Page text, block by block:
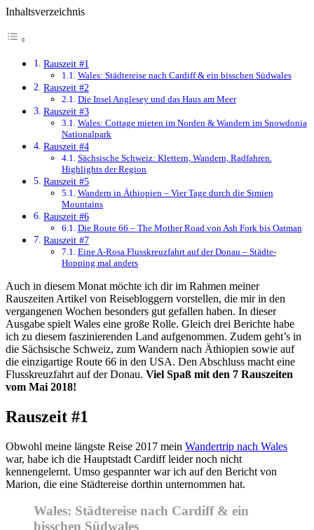
Inhaltsverzeichnis
Rauszeit #1
Wales: Städtereise nach Cardiff & ein bisschen Südwales
Rauszeit #2
Die Insel Anglesey und das Haus am Meer
Rauszeit #3
Wales: Cottage mieten im Norden & Wandern im Snowdonia
Nationalpark
Rauszeit #4
Sächsische Schweiz: Klettern, Wandern, Radfahren.
Highlights der Region
Rauszeit #5
Wandern in Äthiopien – Vier Tage durch die Simien
Mountains
Rauszeit #6
Die Route 66 – The Mother Road von Ash Fork bis Oatman
Rauszeit #7
Eine A-Rosa Flusskreuzfahrt auf der Donau – Städte-
Hopping mal anders
Auch in diesem Monat möchte ich dir im Rahmen meiner
Rauszeiten Artikel von Reisebloggern vorstellen, die mir in den
vergangenen Wochen besonders gut gefallen haben. In dieser
Ausgabe spielt Wales eine große Rolle. Gleich drei Berichte habe
ich zu diesem faszinierenden Land aufgenommen. Zudem geht’s in
die Sächsische Schweiz, zum Wandern nach Äthiopien sowie auf
die einzigartige Route 66 in den USA. Den Abschluss macht eine
Flusskreuzfahrt auf der Donau. Viel Spaß mit den 7 Rauszeiten
vom Mai 2018!
Rauszeit #1
Obwohl meine längste Reise 2017 mein Wandertrip nach Wales
war, habe ich die Hauptstadt Cardiff leider noch nicht
kennengelernt. Umso gespannter war ich auf den Bericht von
Marion, die eine Städtereise dorthin unternommen hat.
Wales: Städtereise nach Cardiff & ein
bisschen Südwales